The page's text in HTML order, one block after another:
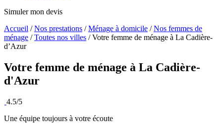
Simuler mon devis
Accueil /Nos prestations /Ménage à domicile /Nos femmes de
ménage /Toutes nos villes /Votre femme de ménage à La Cadière-
d’Azur
Votre femme de ménage à La Cadière-
d'Azur
4.5/5
Une équipe toujours à votre écoute